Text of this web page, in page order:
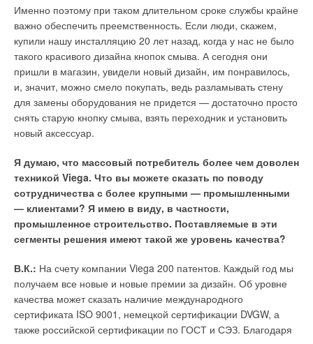
Именно поэтому при таком длительном сроке службы крайне
важно обеспечить преемственность. Если люди, скажем,
купили нашу инсталляцию 20 лет назад, когда у нас не было
такого красивого дизайна кнопок смыва. А сегодня они
пришли в магазин, увидели новый дизайн, им понравилось,
и, значит, можно смело покупать, ведь разламывать стену
для замены оборудования не придется — достаточно просто
снять старую кнопку смыва, взять переходник и установить
новый аксессуар.
Я думаю, что массовый потребитель более чем доволен
техникой Viega. Что вы можете сказать по поводу
сотрудничества с более крупными — промышленными
— клиентами? Я имею в виду, в частности,
промышленное строительство. Поставляемые в эти
сегменты решения имеют такой же уровень качества?
В.К.: На счету компании Viega 200 патентов. Каждый год мы
получаем все новые и новые премии за дизайн. Об уровне
качества может сказать наличие международного
сертификата ISO 9001, немецкой сертификации DVGW, а
также российской сертификации по ГОСТ и СЭЗ. Благодаря